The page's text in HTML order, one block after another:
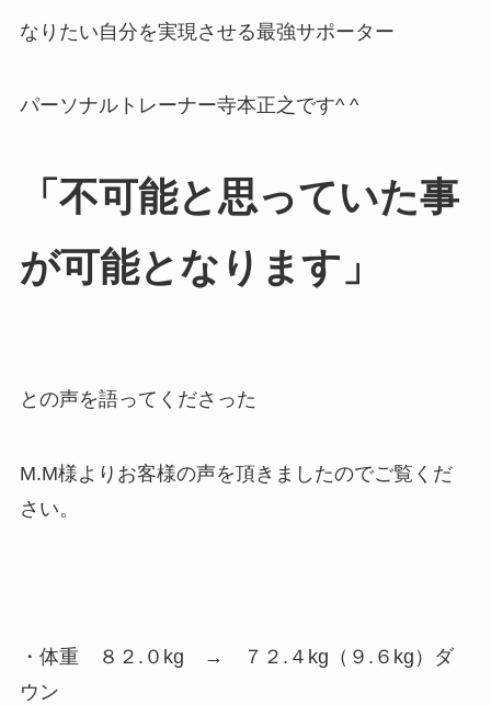
なりたい自分を実現させる最強サポーター
パーソナルトレーナー寺本正之です^ ^
「不可能と思っていた事
が可能となります」
との声を語ってくださった
M.M様よりお客様の声を頂きましたのでご覧くだ
さい。
・体重 ８２.０kg → ７２.４kg（９.６kg）ダ
ウン